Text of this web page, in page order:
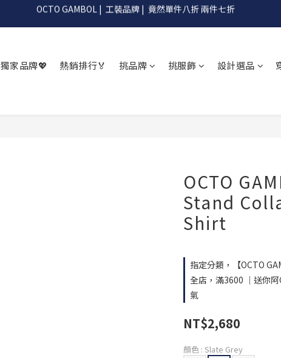
OCTO GAMBOL |  工裝品牌 |  竟然單件八折 兩件七折
獨家品牌💖 熱銷排行🏅 挑品牌 挑服飾 設計選品
OCTO
Stand
Shirt
指定分類，【OCTO
全店，滿3600 ｜送你
氣
NT$2,680
顏色 : Slate Grey